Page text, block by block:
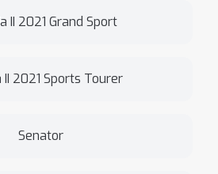
II 2021 Grand Sport
II 2021 Sports Tourer
Senator